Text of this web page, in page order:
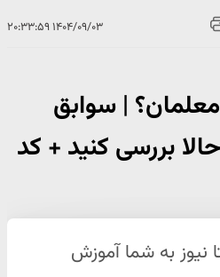
۱۴۰۴/۰۹/۰۳ ۲۰:۳۳:۵۹
| سوابق
بررسی کنید + کد
به شما آموزش